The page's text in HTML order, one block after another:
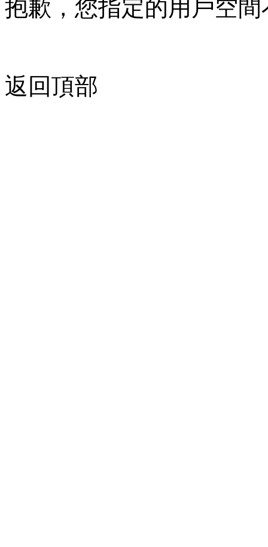
抱歉，您指定的用戶空間
返回頂部